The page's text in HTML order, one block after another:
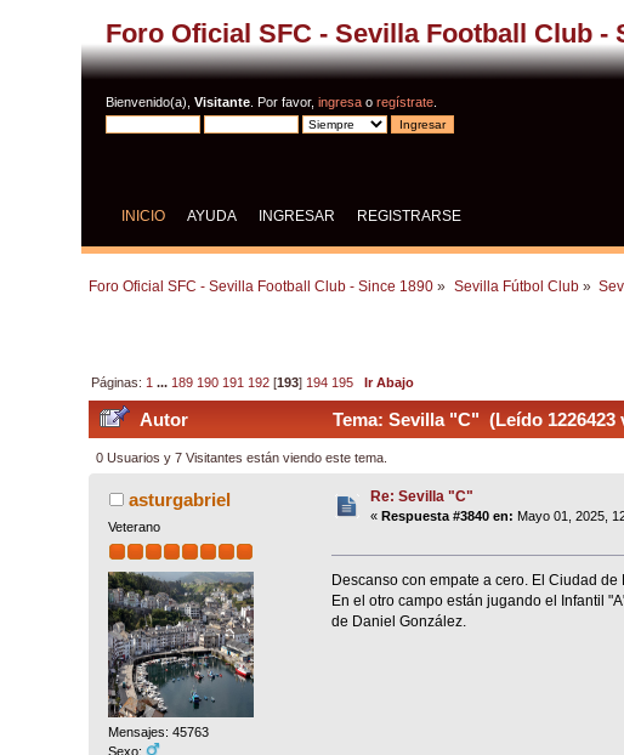
Foro Oficial SFC - Sevilla Football Club -
Bienvenido(a),Visitante . Por favor,ingresa oregístrate
INICIO AYUDA INGRESAR REGISTRARSE
Foro Oficial SFC - Sevilla Football Club - Since 1890 » Sevilla Fútbol Club»
Páginas: 1 ... 189 190 191 192 [193] 194 195 Ir Abajo
Autor Tema: Sevilla "C" (Leído 1226423
0 Usuarios y 7 Visitantes están viendo este tema.
asturgabriel
Veterano
Mensajes: 45763
Sexo:
Re: Sevilla "C"
«Respuesta #3840 en: Mayo 01, 2025,
Descanso con empate a cero. El Ciudad
En el otro campo están jugando el Infantil
de Daniel González.